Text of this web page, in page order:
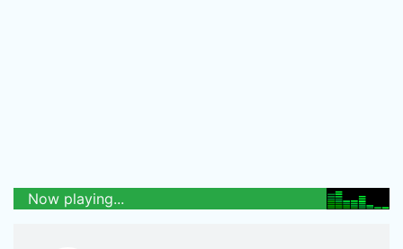
Now playing...